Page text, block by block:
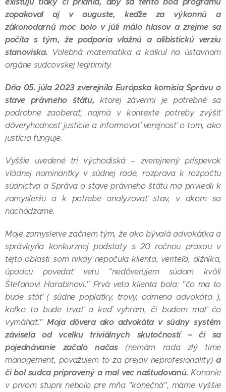
zopakoval aj v auguste, keďže za výkonnú a
zákonodarnú moc bolo v júli málo hlasov a zrejme sa
počíta s tým, že podporia vlažnú a alibistickú verziu
stanoviska. Volebná matematika a kalkul na ústavnom
orgáne sudcovskej legitimity.
Dňa 05. júla 2023 zverejnila Európska komisia Správu o
stave právneho štátu, ktorej závermi je potrebné sa
podrobne zaoberať, najmä v kontexte potreby zvýšiť
dôveryhodnosť justície a informovať verejnosť o tom, ako
justícia funguje.
Vyššie uvedené tri východiská – zverejnený príspevok
vládnej nominantky v súdnej rade, rozprava k rozpočtu
súdnictva a Správa o stave právneho štátu ma priviedli k
zamysleniu a k potrebe analyzovať stav, v akom sa
nachádzame.
Moje zamyslenie začnem tým, že ako bývalá advokátka a
správkyňa konkurznej podstaty s 20 ročnou praxou v
tejto oblasti som nikdy nepočula klienta, veriteľa, dlžníka,
úpadcu povedať vetu "nedôverujem súdom kvôli
Štefanovi Harabinovi." Prvá veta klienta bola: "čo ma to
bude stáť ( súdne poplatky, trovy, odmena advokáta ),
koľko to bude trvať a keď vyhrám, či budem mať čo
vymáhať."Moja dôvera ako advokáta v súdny systém
závisela od vcelku triviálnych skutočností – či sa
pojednávanie začalo načas(nemám rada zlý time
management, považujem to za prejav neprofesionality)a
či bol sudca pripravený a mal vec naštudovanú.Konanie
v prvom stupni nebolo pre mňa "konečná", máme vyššie